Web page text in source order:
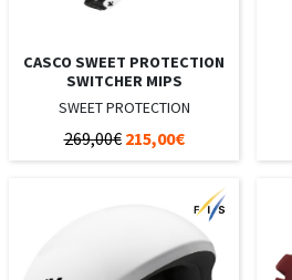
CASCO SWEET PROTECTION
SWITCHER MIPS
SWEET PROTECTION
269,00€ 215,00€